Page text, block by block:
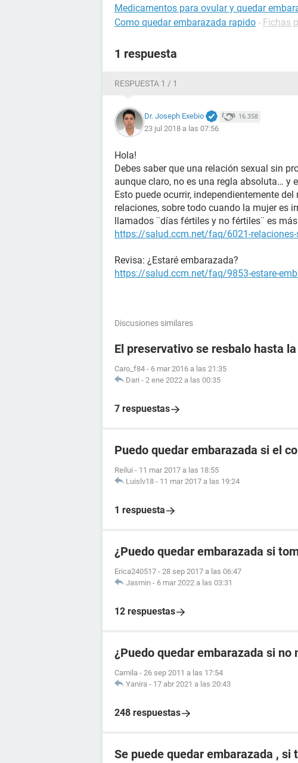
Medicamentos para ovular y quedar
Como quedar embarazada rapido - Fichas
1 respuesta
RESPUESTA 1 / 1
Dr. Joseph Exebio 16.358
23 jul 2018 a las 07:56
Hola!
Debes saber que una relación sexual sin
aunque claro, no es una regla absoluta… y
Esto puede ocurrir, independientemente
relaciones, sobre todo cuando la mujer es
llamados ¨días fértiles y no fértiles¨ es
https://salud.ccm.net/faq/6021-relaciones-
Revisa: ¿Estaré embarazada?
https://salud.ccm.net/faq/9853-estare-
Discusiones similares
El preservativo se resbalo hasta
Caro_f84 - 6 mar 2016 a las 21:35
Dari - 2 ene 2022 a las 00:35
7 respuestas
Puedo quedar embarazada si el
Reilui - 11 mar 2017 a las 18:55
Luislv18 - 11 mar 2017 a las 19:24
1 respuesta
¿Puedo quedar embarazada si
Erica240517 - 28 sep 2017 a las 06:47
Jasmin - 6 mar 2022 a las 03:31
12 respuestas
¿Puedo quedar embarazada si no
Camila - 26 sep 2011 a las 17:54
Yanira - 17 abr 2021 a las 20:43
248 respuestas
Se puede quedar embarazada ,